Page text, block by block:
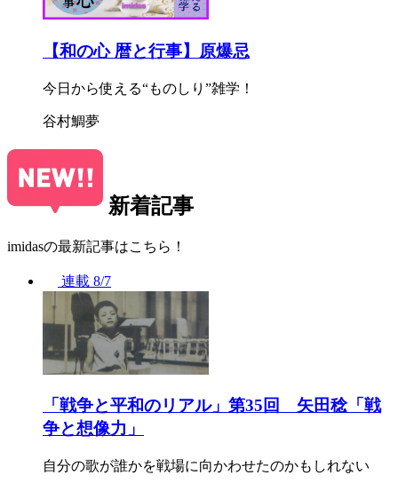
【和の心 暦と行事】原爆忌
今日から使える“ものしり”雑学！
谷村鯛夢
新着記事
imidasの最新記事はこちら！
連載 8/7
「戦争と平和のリアル」第35回 矢田稔「戦
争と想像力」
自分の歌が誰かを戦場に向かわせたのかもしれない